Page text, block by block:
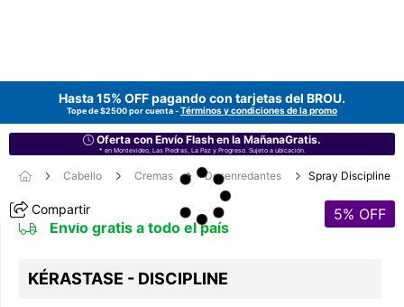
Hasta 15% OFF pagando con tarjetas del BROU.
Tope de $2500 por cuenta -Términos y condiciones de la promo
Oferta con Envío Flash en la MañanaGratis.
* en Montevideo, Las Piedras, La Paz y Progreso. Sujeto a ubicación.
Cabello Cremas Desenredantes Spray Discipline
Compartir 5% OFF
Envío gratis a todo el país
KÉRASTASE - DISCIPLINE